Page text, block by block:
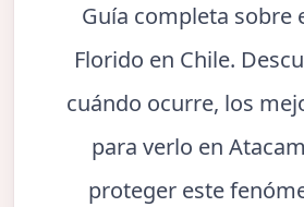
Guía completa sobre
Florido en Chile.
cuándo ocurre, los
para verlo en
proteger este